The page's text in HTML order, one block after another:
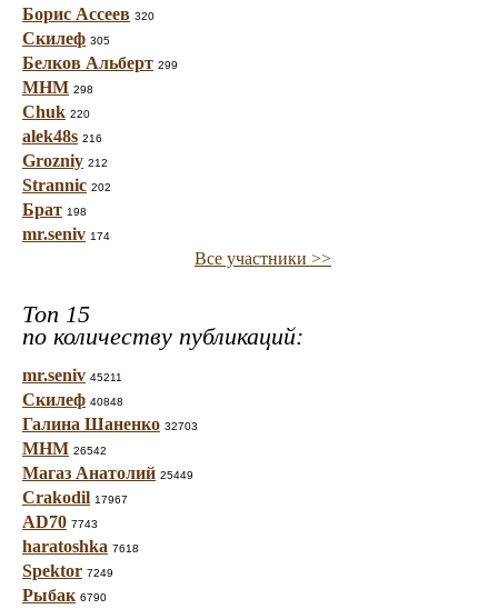
Борис Ассеев 320
Скилеф 305
Белков Альберт 299
МНМ 298
Chuk 220
alek48s 216
Grozniy 212
Strannic 202
Брат 198
mr.seniv 174
Все участники >>
Топ 15
по количеству публикаций:
mr.seniv 45211
Скилеф 40848
Галина Шаненко 32703
МНМ 26542
Магаз Анатолий 25449
Crakodil 17967
AD70 7743
haratoshka 7618
Spektor 7249
Рыбак 6790